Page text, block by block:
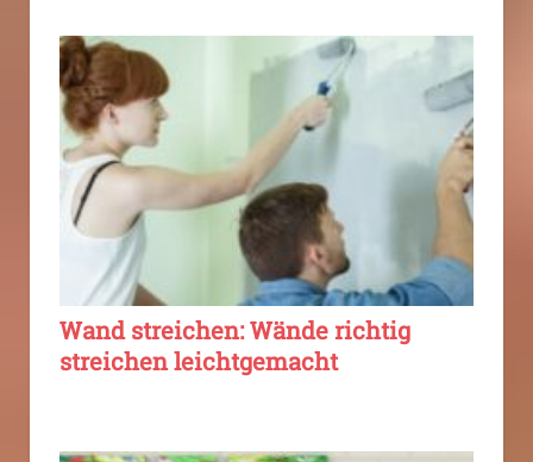
Wand streichen: Wände richtig
streichen leichtgemacht